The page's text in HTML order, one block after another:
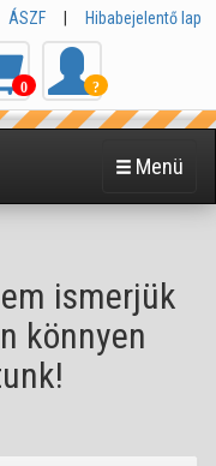
ÁSZF Hibabejelentő lap
0 ?
Menü
ismerjük
könnyen